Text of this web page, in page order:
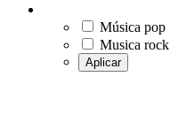
Música pop
Musica rock
Aplicar